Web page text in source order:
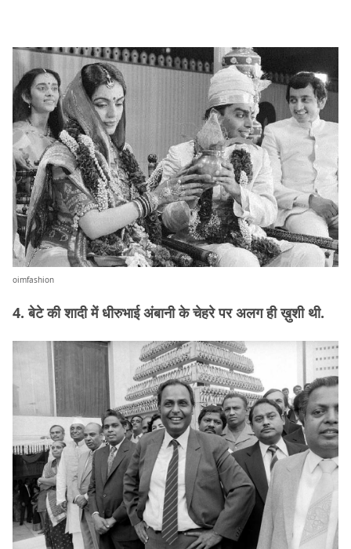
oimfashion
4. बेटे की शादी में धीरुभाई अंबानी के चेहरे पर अलग ही ख़ुशी थी.